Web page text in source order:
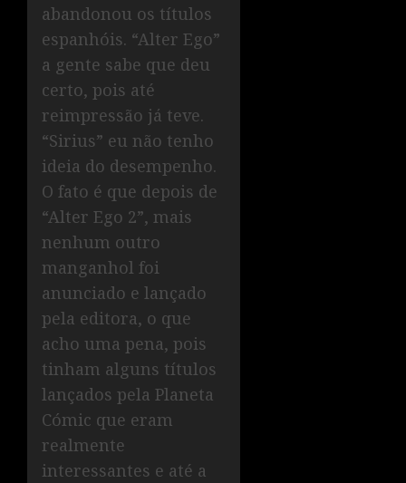
abandonou os títulos
espanhóis. “Alter Ego”
a gente sabe que deu
certo, pois até
reimpressão já teve.
“Sirius” eu não tenho
ideia do desempenho.
O fato é que depois de
“Alter Ego 2”, mais
nenhum outro
manganhol foi
anunciado e lançado
pela editora, o que
acho uma pena, pois
tinham alguns títulos
lançados pela Planeta
Cómic que eram
realmente
interessantes e até a